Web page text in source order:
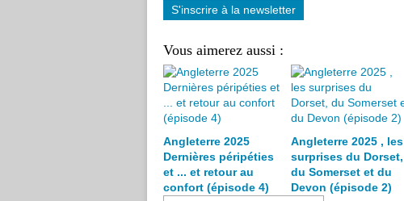
S'inscrire à la newsletter
Vous aimerez aussi :
Angleterre 2025
Dernières péripéties
et ... et retour au
confort (épisode 4)
Angleterre 2025 , les
surprises du Dorset,
du Somerset et du
Devon (épisode 2)